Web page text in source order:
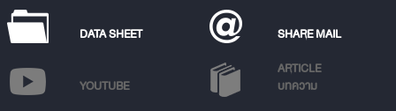
DATA SHEET SHARE MAIL
YOUTUBE
ARTICLE
บทความ